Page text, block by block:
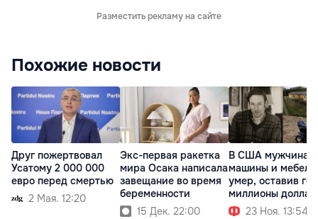
Разместить рекламу на сайте
Похожие новости
Друг пожертвовал
Усатому 2 000 000
евро перед смертью
2 Мая. 12:20
Экс-первая ракетка
мира Осака написала
завещание во время
беременности
15 Дек. 22:00
В США мужчина
машины и мебели
умер, оставив
миллионы
23 Ноя. 13:54